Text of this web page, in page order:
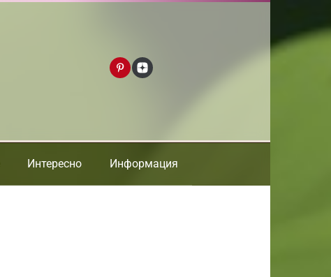
Интересно Информация